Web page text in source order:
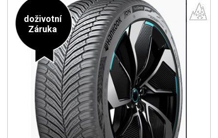
doživotní
Záruka